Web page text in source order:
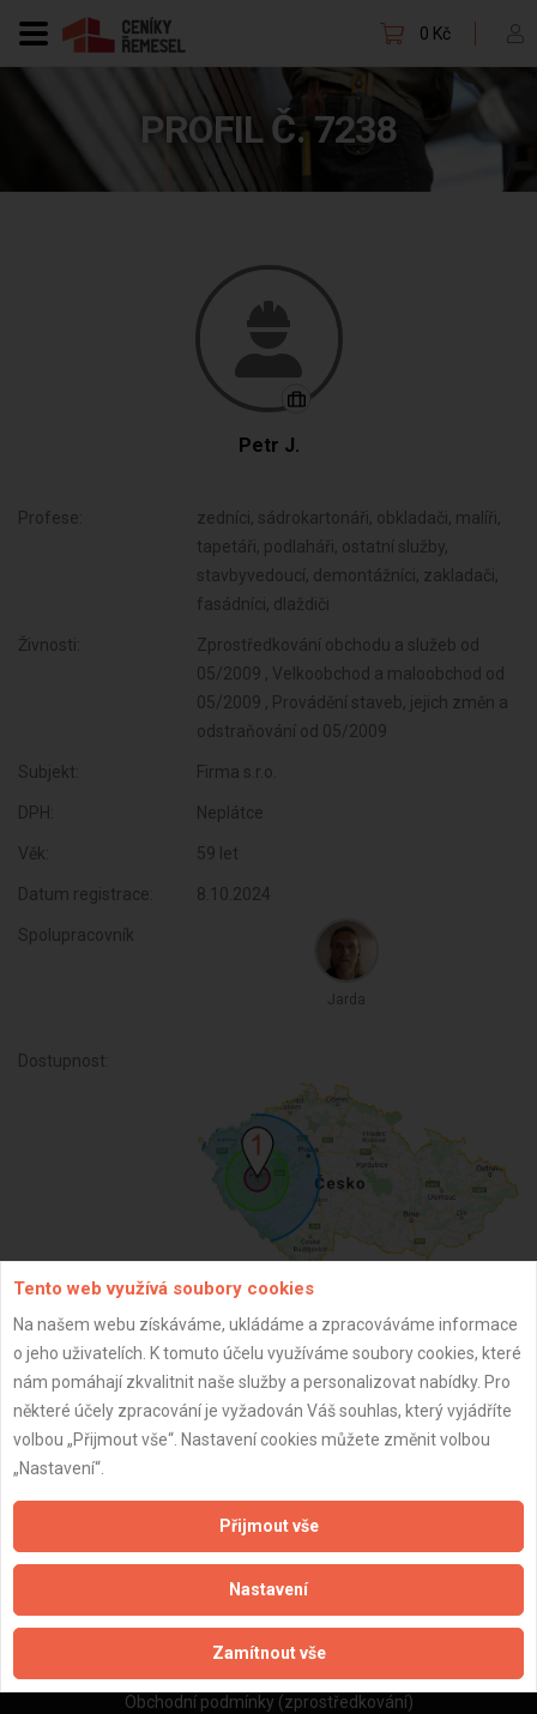
0 Kč
PROFIL Č. 7238
Petr J.
Profese:
zedníci, sádrokartonáři, obkladači, malíři,
tapetáři, podlaháři, ostatní služby,
stavbyvedoucí, demontážníci, zakladači,
fasádníci, dlaždiči
Živnosti:
Zprostředkování obchodu a služeb od
05/2009 , Velkoobchod a maloobchod od
05/2009 , Provádění staveb, jejich změn a
odstraňování od 05/2009
Subjekt: Firma s.r.o.
DPH: Neplátce
Věk: 59 let
Datum registrace: 8.10.2024
Spolupracovník
Jarda
Dostupnost:
Naše firmy a řemeslníci
Zpracování a ochrana osobních údajů
Obchodní podmínky (zprostředkování)
Tento web využívá soubory cookies
Na našem webu získáváme, ukládáme a zpracováváme informace
o jeho uživatelích. K tomuto účelu využíváme soubory cookies, které
nám pomáhají zkvalitnit naše služby a personalizovat nabídky. Pro
některé účely zpracování je vyžadován Váš souhlas, který vyjádříte
volbou „Přijmout vše“. Nastavení cookies můžete změnit volbou
„Nastavení“.
Přijmout vše
Nastavení
Zamítnout vše